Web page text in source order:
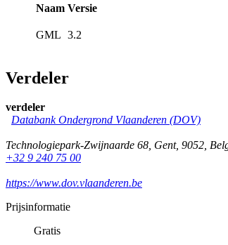
Naam Versie
GML 3.2
Verdeler
verdeler
Databank Ondergrond Vlaanderen (DOV)
Technologiepark-Zwijnaarde 68, Gent, 9052,
+32 9 240 75 00
https://www.dov.vlaanderen.be
Prijsinformatie
Gratis